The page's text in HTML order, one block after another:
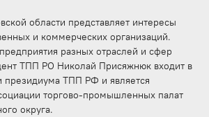
области представляет интересы
и коммерческих организаций.
разных отраслей и сфер
ТПП РО Николай Присяжнюк входит в
президиума ТПП РФ и является
торгово-промышленных палат
округа.